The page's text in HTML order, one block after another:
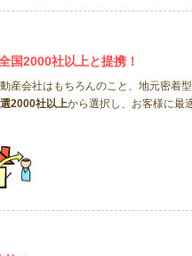
国2000社以上と提携！
産会社はもちろんのこと、地元密着
2000社以上から選択し、お客様に最